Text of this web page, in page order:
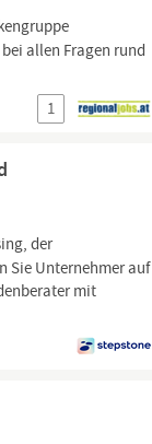
allen Fragen rund
1
der
Sie Unternehmer auf
mit